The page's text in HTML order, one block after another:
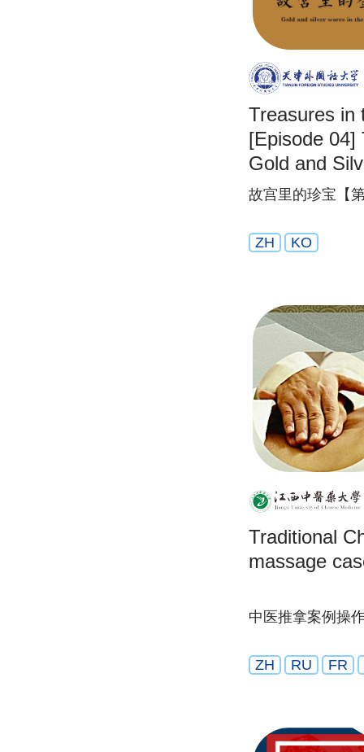
Treasures in
[Episode 04]
Gold and
故宫里的珍宝【
ZH KO
Traditional
massage
中医推拿案例操
ZH RU FR